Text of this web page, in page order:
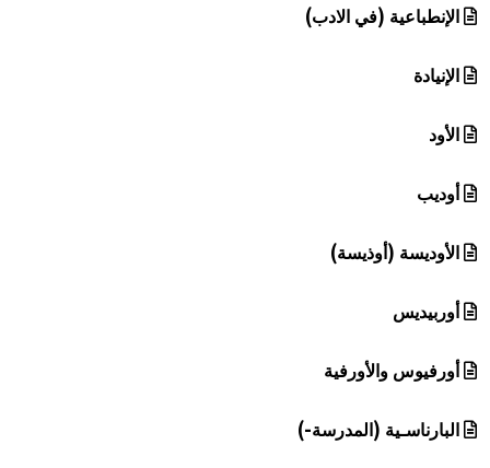
الإنطباعية (في الادب)
الإنيادة
الأود
أوديب
الأوديسة (أوذيسة)
أوربيديس
أورفيوس والأورفية
البارناسـية (المدرسة-)